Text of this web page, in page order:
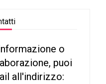
o
puoi
all'indirizzo: